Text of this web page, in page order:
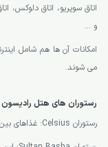
و …
امکانات آن ها هم شامل
می شوند.
رستوران های هتل رادیسون
رستوران Celsius: غذاهای بین المللی را ارائه می دهد.